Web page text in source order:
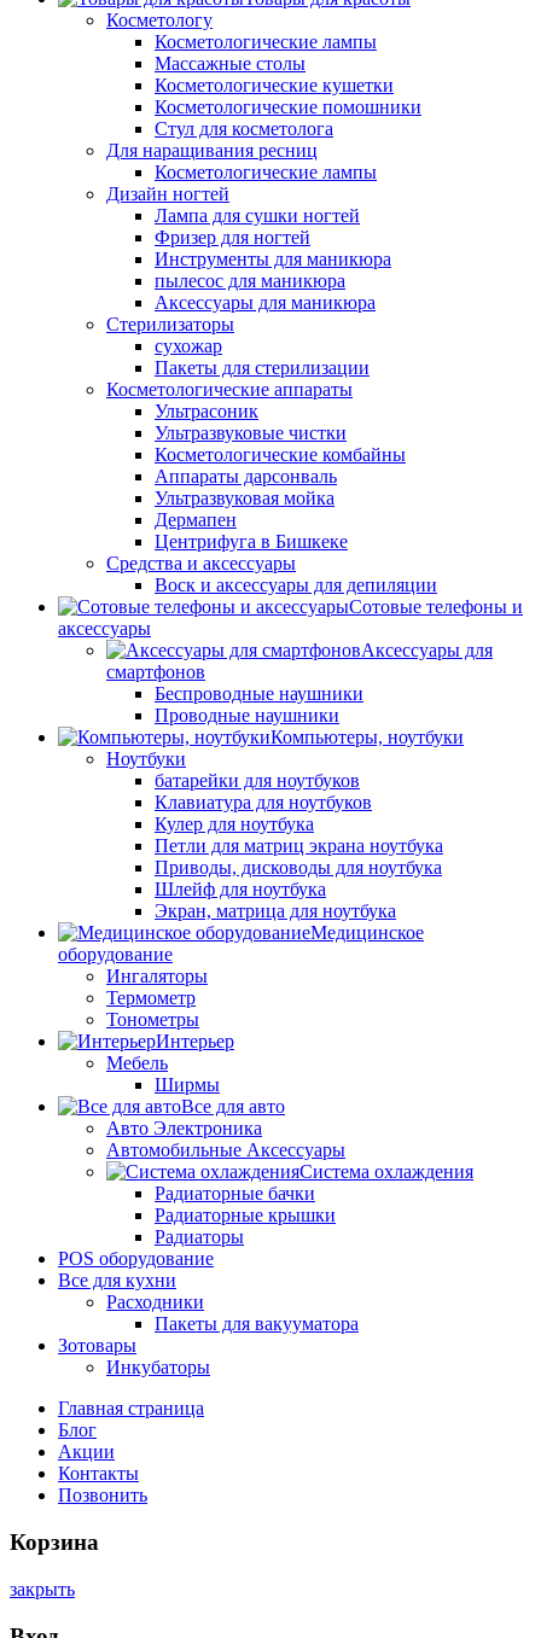
Косметологу
Косметологические лампы
Массажные столы
Косметологические кушетки
Косметологические помошники
Стул для косметолога
Для наращивания ресниц
Косметологические лампы
Дизайн ногтей
Лампа для сушки ногтей
Фризер для ногтей
Инструменты для маникюра
пылесос для маникюра
Аксессуары для маникюра
Стерилизаторы
сухожар
Пакеты для стерилизации
Косметологические аппараты
Ультрасоник
Ультразвуковые чистки
Косметологические комбайны
Аппараты дарсонваль
Ультразвуковая мойка
Дермапен
Центрифуга в Бишкеке
Средства и аксессуары
Воск и аксессуары для депиляции
Сотовые телефоны и
аксессуары
Аксессуары для
смартфонов
Беспроводные наушники
Проводные наушники
Компьютеры, ноутбуки
Ноутбуки
батарейки для ноутбуков
Клавиатура для ноутбуков
Кулер для ноутбука
Петли для матриц экрана ноутбука
Приводы, дисководы для ноутбука
Шлейф для ноутбука
Экран, матрица для ноутбука
Медицинское
оборудование
Ингаляторы
Термометр
Тонометры
Интерьер
Мебель
Ширмы
Все для авто
Авто Электроника
Автомобильные Аксессуары
Система охлаждения
Радиаторные бачки
Радиаторные крышки
Радиаторы
POS оборудование
Все для кухни
Расходники
Пакеты для вакууматора
Зотовары
Инкубаторы
Главная страница
Блог
Акции
Контакты
Позвонить
Корзина
закрыть